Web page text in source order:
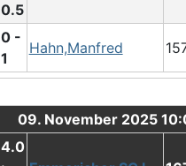
0.5
0 -
1
Hahn,Manfred
09. November 2025
4.0